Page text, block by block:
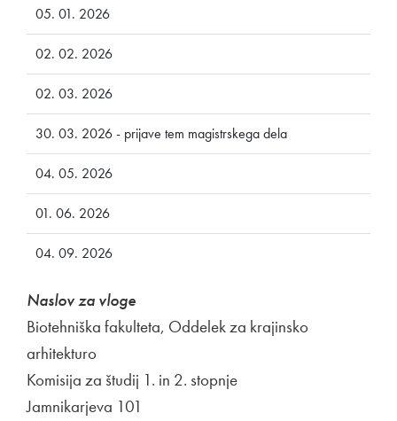
05. 01. 2026
02. 02. 2026
02. 03. 2026
30. 03. 2026 - prijave tem magistrskega dela
04. 05. 2026
01. 06. 2026
04. 09. 2026
Naslov za vloge
Biotehniška fakulteta, Oddelek za krajinsko
arhitekturo
Komisija za študij 1. in 2. stopnje
Jamnikarjeva 101